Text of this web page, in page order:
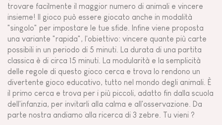
trovare facilmente il maggior numero di animali e vincere
insieme! Il gioco può essere giocato anche in modalità
"singolo" per impostare le tue sfide. Infine viene proposta
una variante "rapida", l'obiettivo: vincere quante più carte
possibili in un periodo di 5 minuti. La durata di una partita
classica è di circa 15 minuti. La modularità e la semplicità
delle regole di questo gioco cerca e trova lo rendono un
divertente gioco educativo, tutto nel mondo degli animali. È
il primo cerca e trova per i più piccoli, adatto fin dalla scuola
dell'infanzia, per invitarli alla calma e all'osservazione. Da
parte nostra andiamo alla ricerca di 3 zebre. Tu vieni ?